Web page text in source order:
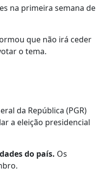
na primeira semana de
que não irá ceder
o tema.
da República (PGR)
a eleição presidencial
do país. Os